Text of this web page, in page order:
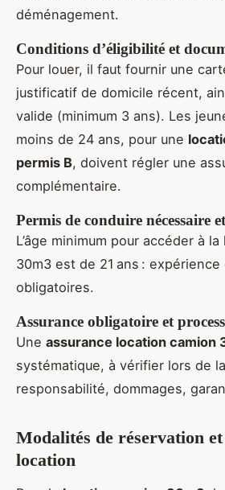
déménagement.
Conditions d’éligibilité et
Pour louer, il faut fournir une
justificatif de domicile récent,
valide (minimum 3 ans). Les
moins de 24 ans, pour une
permis B, doivent régler une
complémentaire.
Permis de conduire nécessaire
L’âge minimum pour accéder à
30m3 est de 21 ans :
obligatoires.
Assurance obligatoire et
Une assurance location camion
systématique, à vérifier lors de
responsabilité, dommages,
Modalités de réservation
location